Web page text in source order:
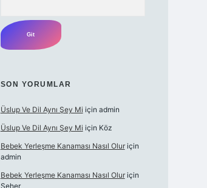
SON YORUMLAR
Üslup Ve Dil Aynı Şey Mi için admin
Üslup Ve Dil Aynı Şey Mi için Köz
Bebek Yerleşme Kanaması Nasıl Oluriçin
admin
Bebek Yerleşme Kanaması Nasıl Oluriçin
Seher